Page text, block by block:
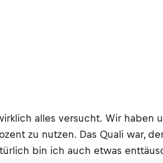
alles versucht. Wir
zu nutzen. Das Quali war,
bin ich auch etwas